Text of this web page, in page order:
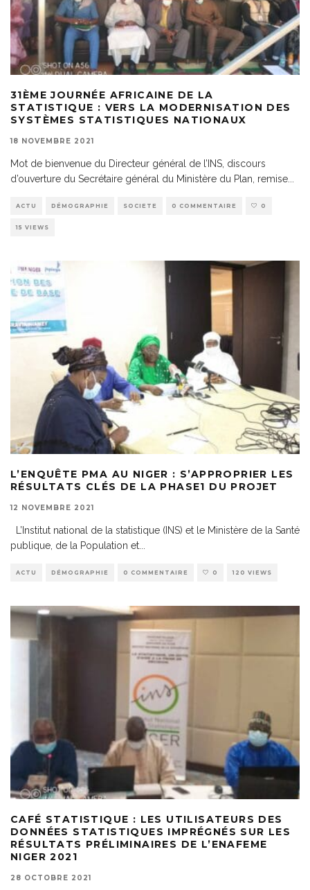
31ÈME JOURNÉE AFRICAINE DE LA
STATISTIQUE : VERS LA MODERNISATION DES
SYSTÈMES STATISTIQUES NATIONAUX
18 NOVEMBRE 2021
Mot de bienvenue du Directeur général de l’INS, discours
d’ouverture du Secrétaire général du Ministère du Plan, remise...
ACTU DÉMOGRAPHIE SOCIETE 0 COMMENTAIRE 0
15 VIEWS
L’ENQUÊTE PMA AU NIGER : S’APPROPRIER LES
RÉSULTATS CLÉS DE LA PHASE1 DU PROJET
12 NOVEMBRE 2021
L’Institut national de la statistique (INS) et le Ministère de la Santé
publique, de la Population et
ACTU DÉMOGRAPHIE 0 COMMENTAIRE 0 120 VIEWS
CAFÉ STATISTIQUE : LES UTILISATEURS DES
DONNÉES STATISTIQUES IMPRÉGNÉS SUR LES
RÉSULTATS PRÉLIMINAIRES DE L’ENAFEME
NIGER 2021
28 OCTOBRE 2021